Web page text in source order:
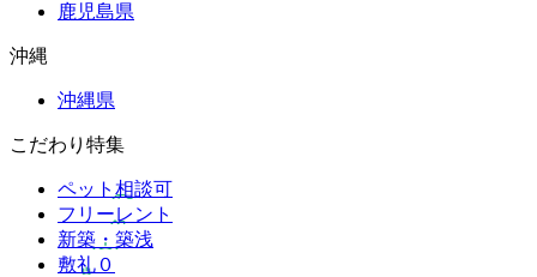
鹿児島県
沖縄
沖縄県
こだわり特集
ペット相談可
フリーレント
新築・築浅
敷礼０